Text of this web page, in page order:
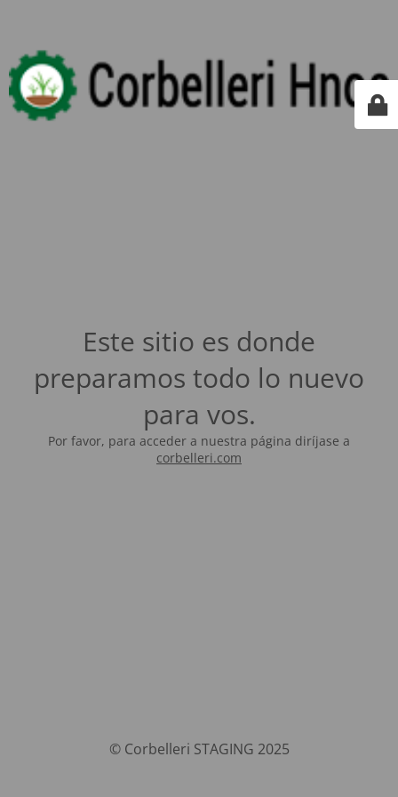
Este sitio es donde
preparamos todo lo nuevo
para vos.
Por favor, para acceder a nuestra página diríjase a
corbelleri.com
© Corbelleri STAGING 2025